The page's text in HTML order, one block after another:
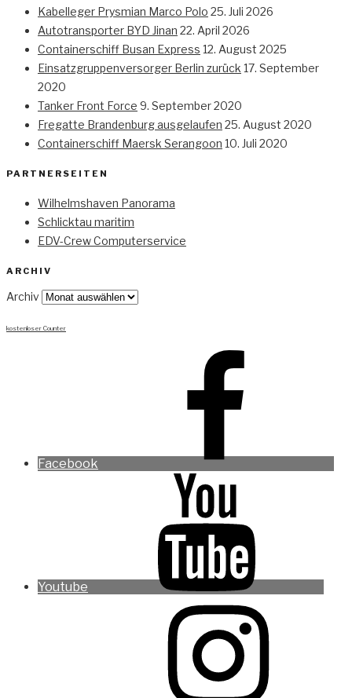
Kabelleger Prysmian Marco Polo 25. Juli 2026
Autotransporter BYD Jinan 22. April 2026
Containerschiff Busan Express 12. August 2025
Einsatzgruppenversorger Berlin zurück 17. September
2020
Tanker Front Force 9. September 2020
Fregatte Brandenburg ausgelaufen 25. August 2020
Containerschiff Maersk Serangoon 10. Juli 2020
PARTNERSEITEN
Wilhelmshaven Panorama
Schlicktau maritim
EDV-Crew Computerservice
ARCHIV
Archiv
kostenloser Counter
Facebook
Youtube